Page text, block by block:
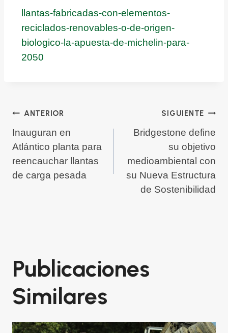
llantas-fabricadas-con-elementos-
reciclados-renovables-o-de-origen-
biologico-la-apuesta-de-michelin-para-
2050
ANTERIOR
Inauguran en
Atlántico planta para
reencauchar llantas
de carga pesada
SIGUIENTE
Bridgestone define
su objetivo
medioambiental con
su Nueva Estructura
de Sostenibilidad
Publicaciones
Similares